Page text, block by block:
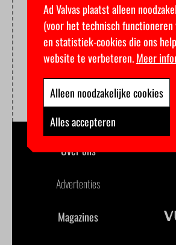
Over ons
Advertenties
Magazines
Ad Valvas plaatst alleen
(voor het technisch functioneren
en statistiek-cookies die ons
website te verbeteren.Meer
Alleen noodzakelijke cookies
Alles accepteren